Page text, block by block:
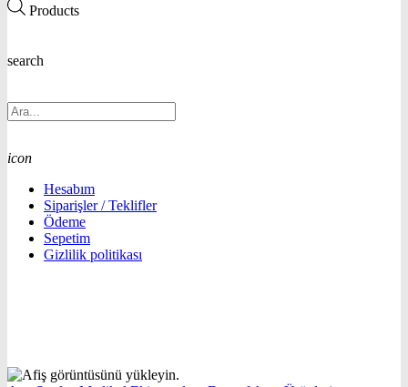
Products
search
icon
Hesabım
Siparişler / Teklifler
Ödeme
Sepetim
Gizlilik politikası